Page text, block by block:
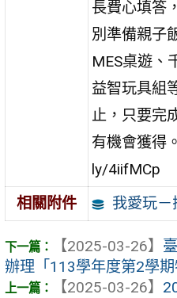
長費心填答
別準備親子
MES桌遊、
益智玩具組
止，只要完
有機會獲得
ly/4iifMCp
相關附件
我愛玩
【2025-03-26】
辦理「113學年度第2學期
【2025-03-26】